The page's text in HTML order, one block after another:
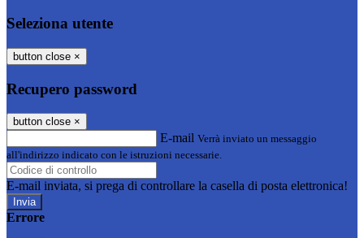
Seleziona utente
button close ×
Recupero password
button close ×
E-mail Verrà inviato un messaggio
all'indirizzo indicato con le istruzioni necessarie.
E-mail inviata, si prega di controllare la casella di posta elettronica!
Errore